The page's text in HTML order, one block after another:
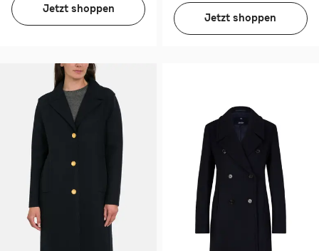
Jetzt shoppen
Jetzt shoppen